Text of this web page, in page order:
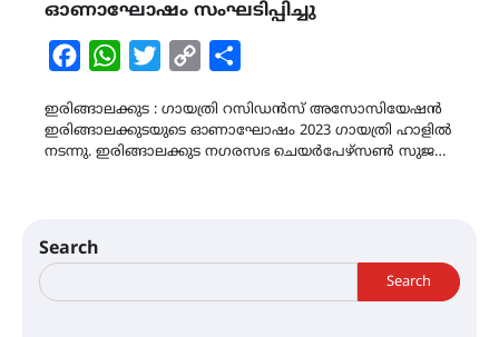
ഓണാഘോഷം സംഘടിപ്പിച്ചു
FacebookWhatsAppTwitterCopy
ഇരിങ്ങാലക്കുട : ഗായത്രി റസിഡൻസ് അസോസിയേഷൻ
ഇരിങ്ങാലക്കുടയുടെ ഓണാഘോഷം 2023 ഗായത്രി ഹാളിൽ
നടന്നു. ഇരിങ്ങാലക്കുട നഗരസഭ ചെയർപേഴ്സൺ സുജ…
Search
Search